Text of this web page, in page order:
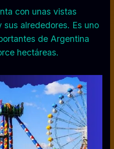
con unas vistas
sus alrededores. Es uno
de Argentina
hectáreas.